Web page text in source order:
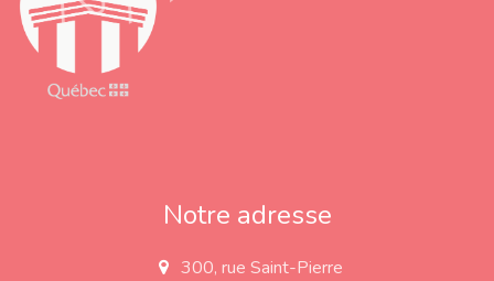
Notre adresse
a
300, rue Saint-Pierre